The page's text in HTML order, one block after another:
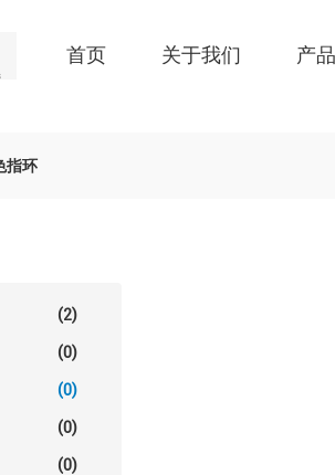
首页 关于我们 产品
指环
(2)
(0)
(0)
(0)
(0)